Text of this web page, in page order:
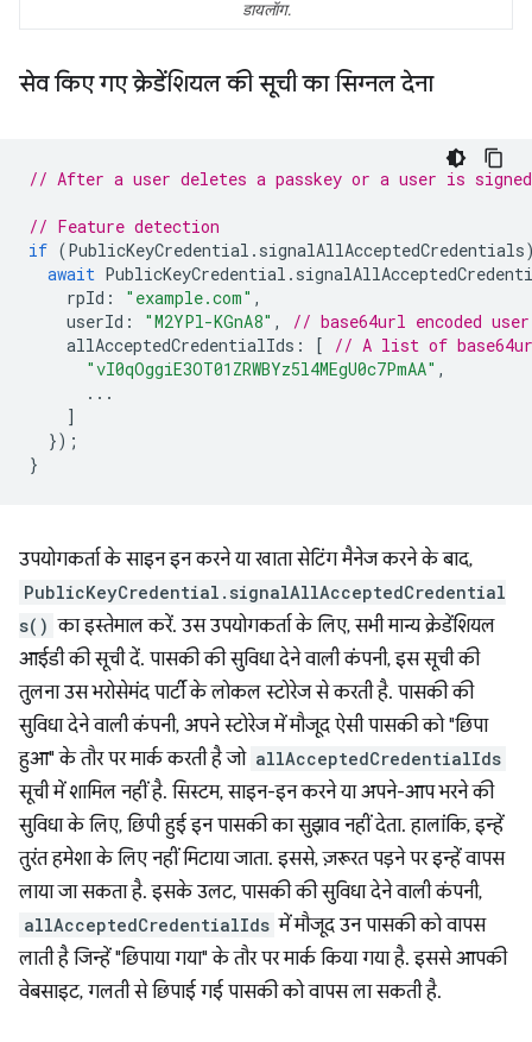
डायलॉग.
सेव किए गए क्रेडेंशियल की सूची का सिग्नल देना
// After a user deletes a passkey or a user is
// Feature detection
if (PublicKeyCredential . signalAllAcceptedCredentials
await PublicKeyCredential .
rpId : "example.com" ,
userId : "M2YPl-KGnA8" ,
// base64url encoded
allAcceptedCredentialIds : [
// A list of
"vI0qOggiE3OT01ZRWBYz5l4MEgU0c7PmAA" ,
...
]
});
}
उपयोगकर्ता के साइन इन करने या खाता सेटिंग मैनेज करने के बाद,
PublicKeyCredential.signalAllAcceptedCredential
s() का इस्तेमाल करें. उस उपयोगकर्ता के लिए, सभी मान्य क्रेडेंशियल
आईडी की सूची दें. पासकी की सुविधा देने वाली कंपनी, इस सूची की
तुलना उस भरोसेमंद पार्टी के लोकल स्टोरेज से करती है. पासकी की
सुविधा देने वाली कंपनी, अपने स्टोरेज में मौजूद ऐसी पासकी को "छिपा
हुआ" के तौर पर मार्क करती है जो allAcceptedCredentialIds
सूची में शामिल नहीं है. सिस्टम, साइन-इन करने या अपने-आप भरने की
सुविधा के लिए, छिपी हुई इन पासकी का सुझाव नहीं देता. हालांकि, इन्हें
तुरंत हमेशा के लिए नहीं मिटाया जाता. इससे, ज़रूरत पड़ने पर इन्हें वापस
लाया जा सकता है. इसके उलट, पासकी की सुविधा देने वाली कंपनी,
allAcceptedCredentialIds में मौजूद उन पासकी को वापस
लाती है जिन्हें "छिपाया गया" के तौर पर मार्क किया गया है. इससे आपकी
वेबसाइट, गलती से छिपाई गई पासकी को वापस ला सकती है.